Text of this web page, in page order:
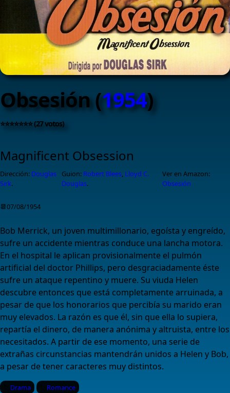
Obsesión (1954)
⭐⭐⭐⭐⭐⭐⭐ (27 votos)
Magnificent Obsession
Dirección: Douglas
Sirk.
Guion: Robert Blees, Lloyd C.
Douglas.
Ver en Amazon:
Obsesión
📆07/08/1954
Bob Merrick, un joven multimillonario, egoísta y engreído,
sufre un accidente mientras conduce una lancha motora.
En el hospital le aplican provisionalmente el pulmón
artificial del doctor Phillips, pero desgraciadamente éste
sufre un ataque repentino y muere. Su viuda Helen
descubre entonces que está completamente arruinada, a
pesar de que los honorarios que percibía su marido eran
muy elevados. La razón es que él, sin que ella lo supiera,
repartía el dinero, de manera anónima y altruista, entre los
necesitados. A partir de ese momento, una serie de
extrañas circunstancias mantendrán unidos a Helen y Bob,
a pesar de tener caracteres muy distintos.
Drama Romance